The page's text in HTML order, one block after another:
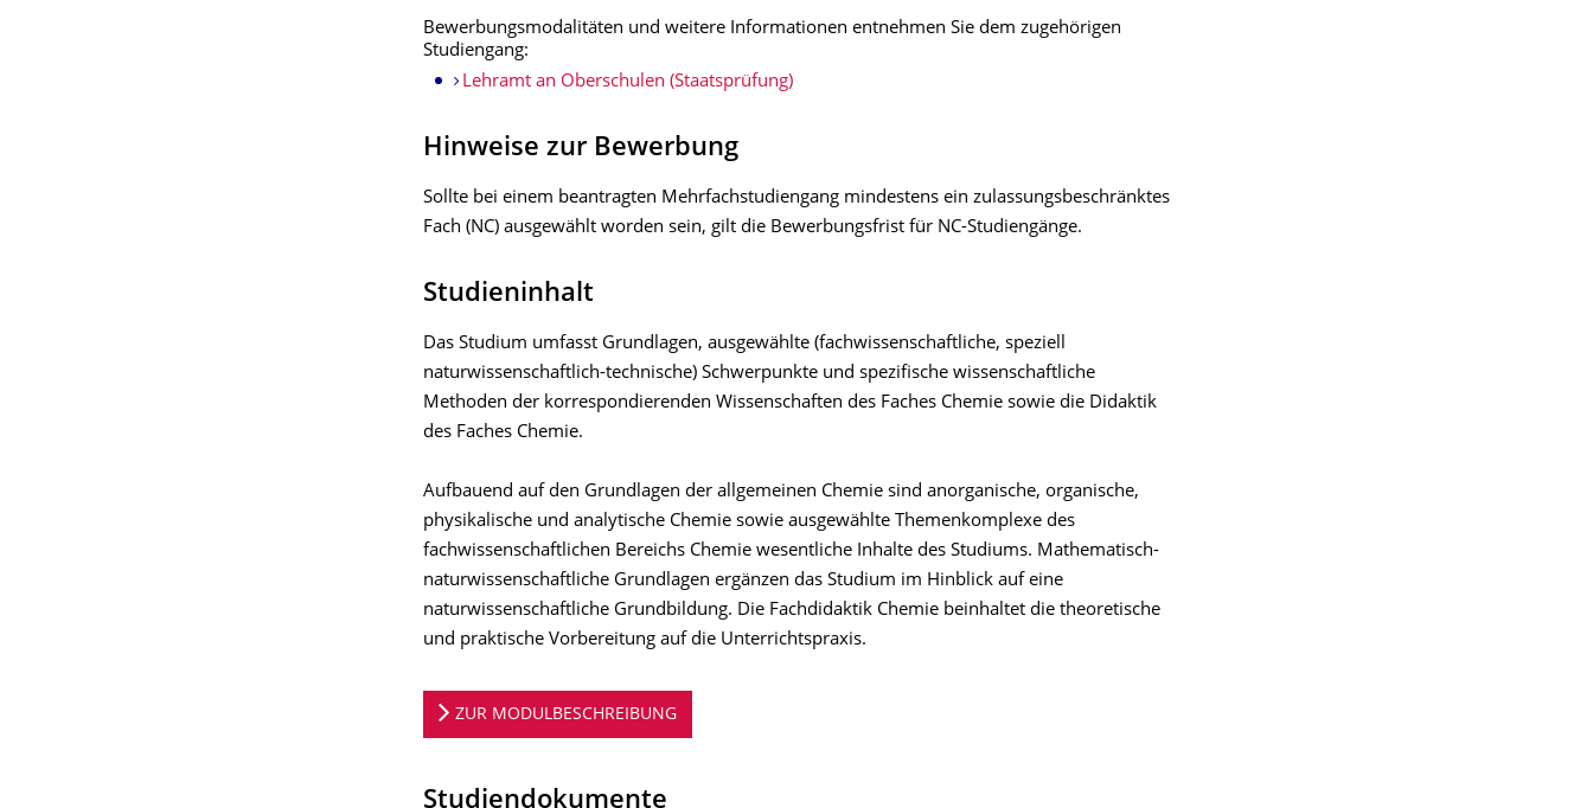
Bewerbungsmodalitäten und weitere Informationen entnehmen Sie dem zugehörigen
Studiengang:
Lehramt an Oberschulen (Staatsprüfung)
Hinweise zur Bewerbung
Sollte bei einem beantragten Mehrfachstudiengang mindestens ein zulassungsbeschränktes
Fach (NC) ausgewählt worden sein, gilt die Bewerbungsfrist für NC-Studiengänge.
Studieninhalt
Das Studium umfasst Grundlagen, ausgewählte (fachwissenschaftliche, speziell
naturwissenschaftlich-technische) Schwerpunkte und spezifische wissenschaftliche
Methoden der korrespondierenden Wissenschaften des Faches Chemie sowie die Didaktik
des Faches Chemie.
Aufbauend auf den Grundlagen der allgemeinen Chemie sind anorganische, organische,
physikalische und analytische Chemie sowie ausgewählte Themenkomplexe des
fachwissenschaftlichen Bereichs Chemie wesentliche Inhalte des Studiums. Mathematisch-
naturwissenschaftliche Grundlagen ergänzen das Studium im Hinblick auf eine
naturwissenschaftliche Grundbildung. Die Fachdidaktik Chemie beinhaltet die theoretische
und praktische Vorbereitung auf die Unterrichtspraxis.
ZUR MODULBESCHREIBUNG
Studiendokumente